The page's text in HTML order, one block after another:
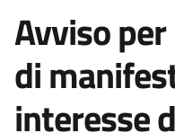
Avviso
di
interesse